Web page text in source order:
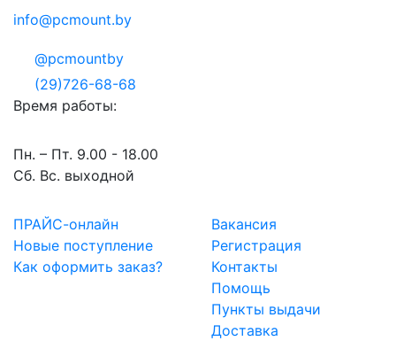
info@pcmount.by
@pcmountby
(29)726-68-68
Время работы:
Пн. – Пт. 9.00 - 18.00
Сб. Вс. выходной
ПРАЙС-онлайн
Новые поступление
Как оформить заказ?
Вакансия
Регистрация
Контакты
Помощь
Пункты выдачи
Доставка